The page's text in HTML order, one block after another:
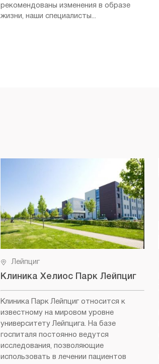
рекомендованы изменения в образе
жизни, наши специалисты...
Лейпциг
Клиника Хелиос Парк Лейпциг
Клиника Парк Лейпциг относится к
известному на мировом уровне
университету Лейпцига. На базе
госпиталя постоянно ведутся
исследования, позволяющие
использовать в лечении пациентов